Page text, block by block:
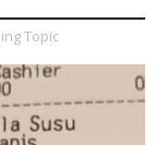
Topic